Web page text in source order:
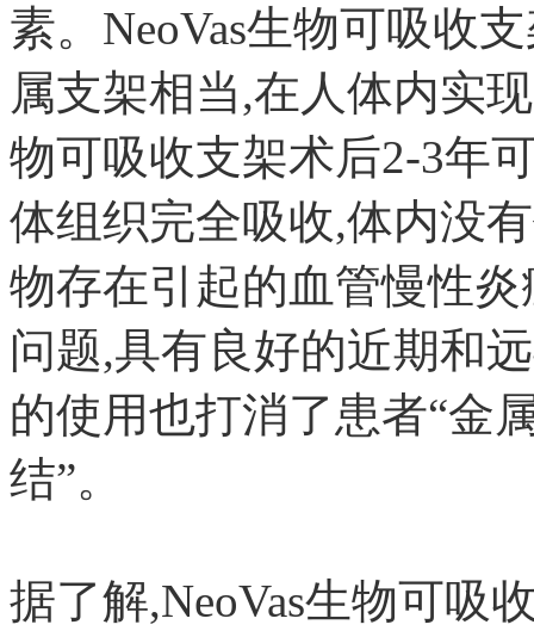
素。NeoVas生物可吸收
属支架相当,在人体内实
物可吸收支架术后2-3年
体组织完全吸收,体内没
物存在引起的血管慢性
问题,具有良好的近期和
的使用也打消了患者“金
结”。
据了解,NeoVas生物可吸